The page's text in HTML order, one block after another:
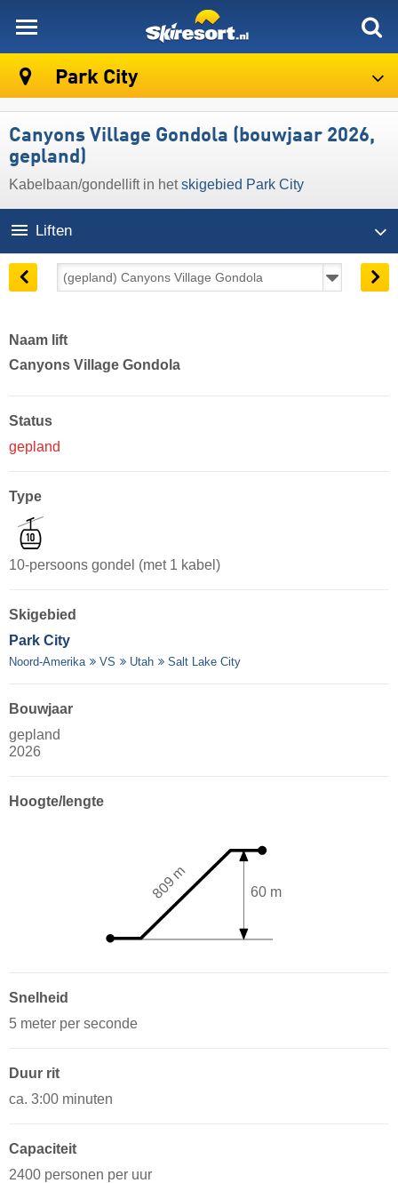
Park City
Canyons Village Gondola (bouwjaar 2026,
gepland)
Kabelbaan/gondellift in hetskigebied Park City
Liften
Naam lift
Canyons Village Gondola
Status
gepland
Type
10-persoons gondel (met 1 kabel)
Skigebied
Park City
Noord-Amerika VS Utah Salt Lake City
Bouwjaar
gepland
2026
Hoogte/lengte
60 m
809 m
Snelheid
5 meter per seconde
Duur rit
ca. 3:00 minuten
Capaciteit
2400 personen per uur